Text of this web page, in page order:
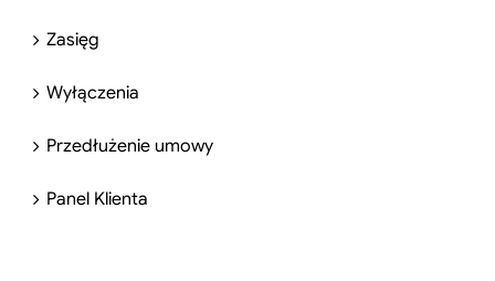
Zasięg
Wyłączenia
Przedłużenie umowy
Panel Klienta